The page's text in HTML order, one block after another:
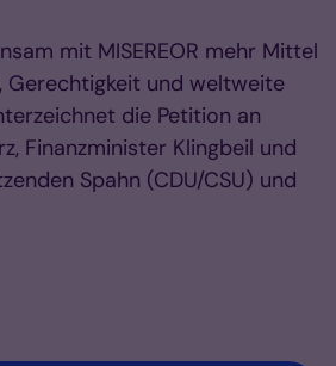
mit MISEREOR mehr Mittel
Gerechtigkeit und weltweite
die Petition an
Finanzminister Klingbeil und
Spahn (CDU/CSU) und